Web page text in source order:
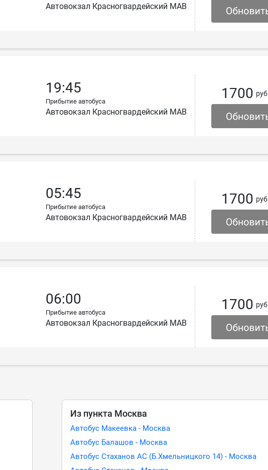
Автовокзал Красногвардейский МАВ
19:45
Прибытие автобуса
Автовокзал Красногвардейский МАВ
1700 руб
05:45
Прибытие автобуса
Автовокзал Красногвардейский МАВ
1700 руб
06:00
Прибытие автобуса
Автовокзал Красногвардейский МАВ
1700 руб
Из пункта Москва
Автобус Макеевка - Москва
Автобус Балашов - Москва
Автобус Стаханов АС (Б.Хмельницкого 14) - Москва